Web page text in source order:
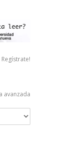
Regístrate!
avanzada